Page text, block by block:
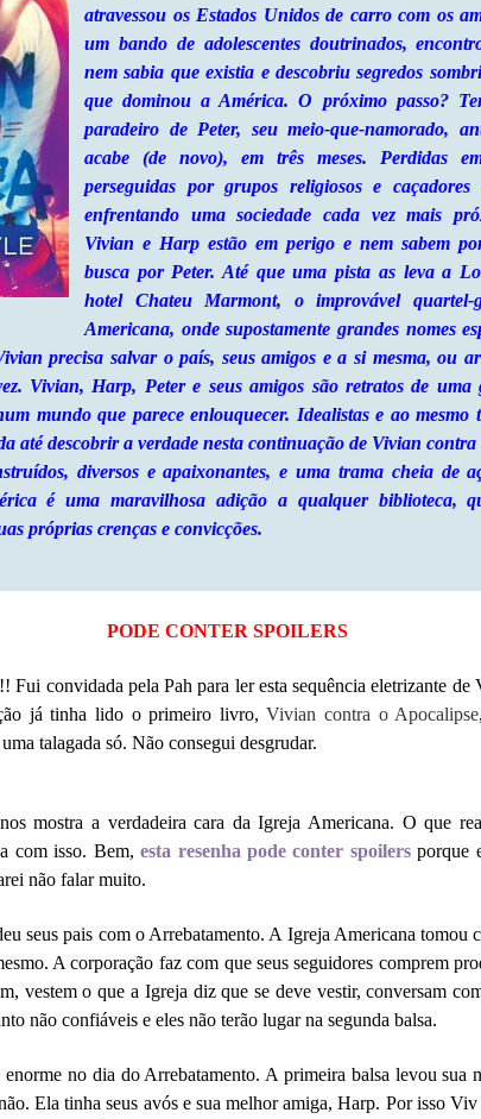
atravessou os Estados Unidos de carro com os
um bando de adolescentes doutrinados,
nem sabia que existia e descobriu segredos
que dominou a América. O próximo passo?
paradeiro de Peter, seu meio-que-namorado,
acabe (de novo), em três meses. Perdidas
perseguidas por grupos religiosos e caçadores
enfrentando uma sociedade cada vez mais
Vivian e Harp estão em perigo e nem sabem
busca por Peter. Até que uma pista as leva a
hotel Chateu Marmont, o improvável quartel-
Americana, onde supostamente grandes nomes
precisa salvar o país, seus amigos e a si mesma, ou
Vivian, Harp, Peter e seus amigos são retratos de uma
mundo que parece enlouquecer. Idealistas e ao mesmo
até descobrir a verdade nesta continuação de Vivian contra
diversos e apaixonantes, e uma trama cheia de
é uma maravilhosa adição a qualquer biblioteca,
próprias crenças e convicções.
PODE CONTER SPOILERS
convidada pela Pah para ler esta sequência eletrizante de
já tinha lido o primeiro livro,Vivian contra o Apocalipse
talagada só. Não consegui desgrudar.
mostra a verdadeira cara da Igreja Americana. O que
com isso. Bem,esta resenha pode conter spoilersporque
não falar muito.
seus pais com o Arrebatamento. A Igreja Americana tomou
A corporação faz com que seus seguidores comprem
vestem o que a Igreja diz que se deve vestir, conversam
não confiáveis e eles não terão lugar na segunda balsa.
no dia do Arrebatamento. A primeira balsa levou sua
Ela tinha seus avós e sua melhor amiga, Harp. Por isso